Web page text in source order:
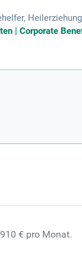
in
| Corporate
€ pro Monat.